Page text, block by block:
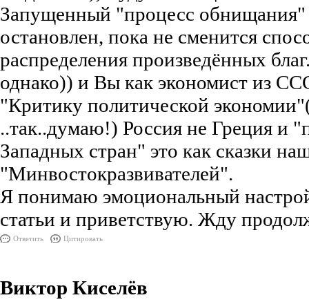
Запущенный "процесс обнищания"
остановлен, пока не сменится
распределения произведённых
однако)) и Вы как экономист из
"Критику политической
..так..думаю!) Россия не Греция и
Западных стран" это как сказки
"Минвостокразвивателей".
Я понимаю эмоциональный
статьи и приветствую. Жду
Ответить Цитировать
Виктор Киселёв